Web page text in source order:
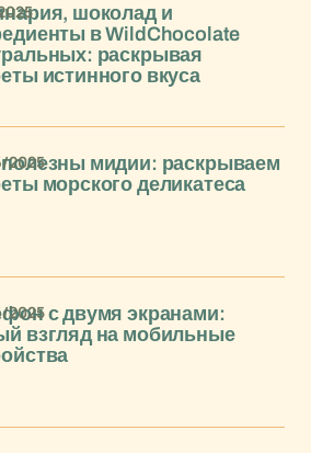
шоколад и
в WildChocolate
раскрывая
истинного вкуса
мидии: раскрываем
морского деликатеса
2025
с двумя экранами:
взгляд на мобильные
2025